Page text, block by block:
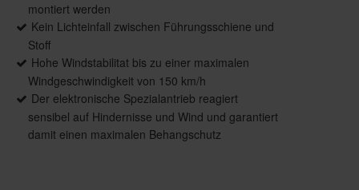
montiert werden
Kein Lichteinfall zwischen Führungsschiene und
Stoff
Hohe Windstabilitat bis zu einer maximalen
Windgeschwindigkeit von 150 km/h
Der elektronische Spezialantrieb reagiert
sensibel auf Hindernisse und Wind und garantiert
damit einen maximalen Behangschutz